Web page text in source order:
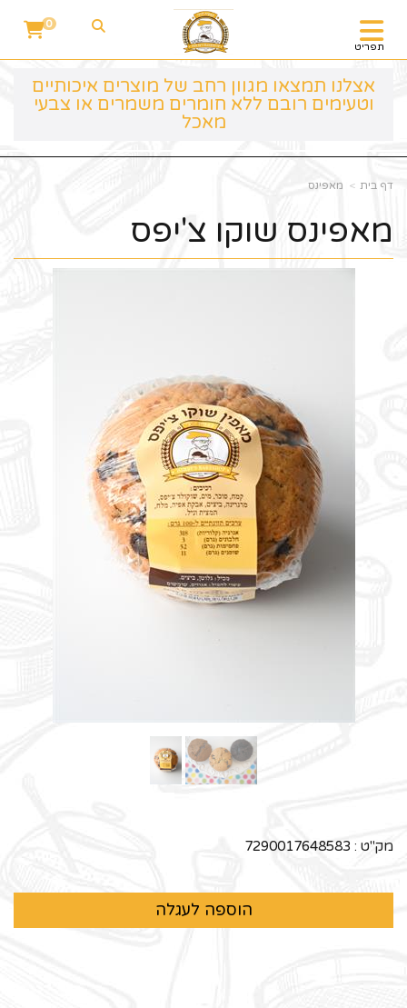
תפריט
0
אצלנו תמצאו מגוון רחב של מוצרים איכותיים
וטעימים רובם ללא חומרים משמרים או צבעי
מאכל
דף בית מאפינס
מאפינס שוקו צ'יפס
מק"ט : 7290017648583